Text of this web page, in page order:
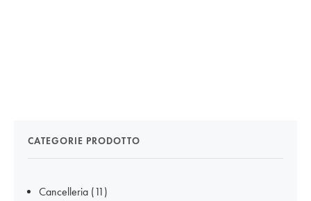
CATEGORIE PRODOTTO
Cancelleria (11)